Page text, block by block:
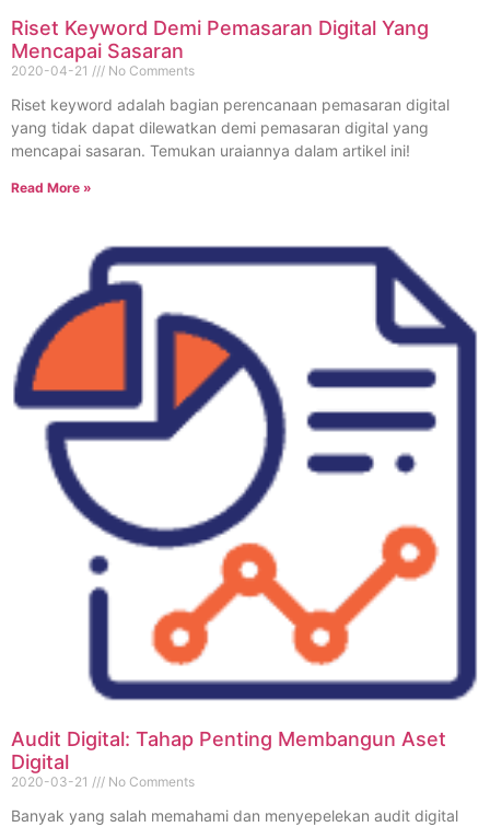
Riset Keyword Demi Pemasaran Digital Yang
Mencapai Sasaran
2020-04-21 No Comments
Riset keyword adalah bagian perencanaan pemasaran digital
yang tidak dapat dilewatkan demi pemasaran digital yang
mencapai sasaran. Temukan uraiannya dalam artikel ini!
Read More »
Audit Digital: Tahap Penting Membangun Aset
Digital
2020-03-21 No Comments
Banyak yang salah memahami dan menyepelekan audit digital